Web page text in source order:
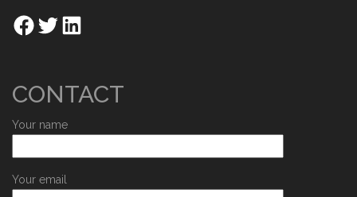
CONTACT
Your name
Your email